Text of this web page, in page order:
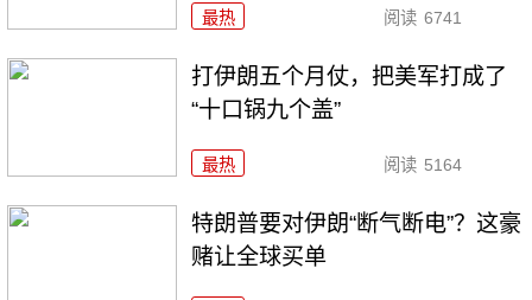
最热 阅读 6741
打伊朗五个月仗，把美军打成了
“十口锅九个盖”
最热 阅读 5164
特朗普要对伊朗“断气断电”？这豪
赌让全球买单